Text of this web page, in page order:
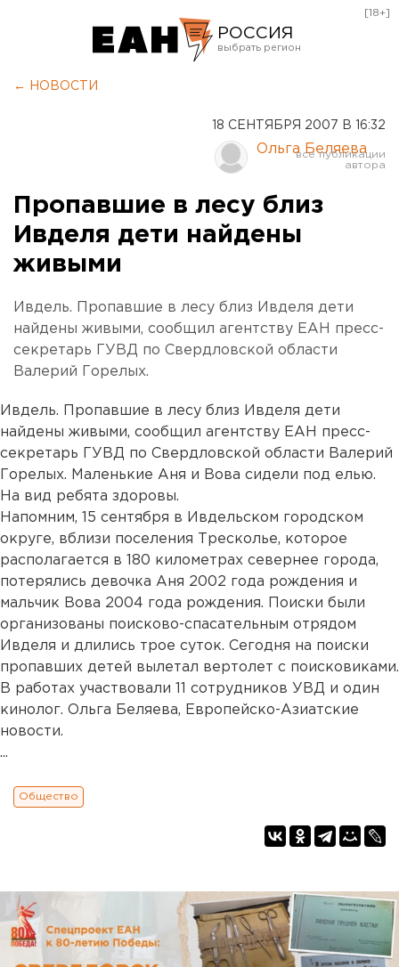
РОССИЯ
Курган
Оренбург
[18+]
← НОВОСТИ
18 СЕНТЯБРЯ 2007 В 16:32
Ольга Беляева
Пропавшие в лесу близ
Ивделя дети найдены
живыми
Ивдель. Пропавшие в лесу близ Ивделя дети
найдены живыми, сообщил агентству ЕАН пресс-
секретарь ГУВД по Свердловской области
Валерий Горелых.
Ивдель. Пропавшие в лесу близ Ивделя дети
найдены живыми, сообщил агентству ЕАН пресс-
секретарь ГУВД по Свердловской области Валерий
Горелых. Маленькие Аня и Вова сидели под елью.
На вид ребята здоровы.
Напомним, 15 сентября в Ивдельском городском
округе, вблизи поселения Тресколье, которое
располагается в 180 километрах севернее города,
потерялись девочка Аня 2002 года рождения и
мальчик Вова 2004 года рождения. Поиски были
организованы поисково-спасательным отрядом
Ивделя и длились трое суток. Сегодня на поиски
пропавших детей вылетал вертолет с поисковиками.
В работах участвовали 11 сотрудников УВД и один
кинолог. Ольга Беляева, Европейско-Азиатские
новости.
...
Общество